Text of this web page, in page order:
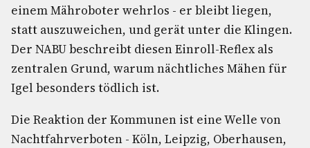
einem Mähroboter wehrlos - er bleibt liegen,
statt auszuweichen, und gerät unter die Klingen.
Der NABU beschreibt diesen Einroll-Reflex als
zentralen Grund, warum nächtliches Mähen für
Igel besonders tödlich ist.
Die Reaktion der Kommunen ist eine Welle von
Nachtfahrverboten - Köln, Leipzig, Oberhausen,